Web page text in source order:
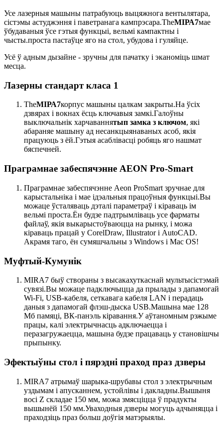
Усе лазерныя машыны патрабуюць выцяжнога вентылятара,
сістэмы астуджэння і паветранага кампрэсара.TheМІРА7мае
ўбудаваныя ўсе гэтыя функцыі, вельмі кампактны і
чысты.проста пастаўце яго на стол, убудова і гуляйце.
Усё ў адным дызайне - зручны для пачатку і эканоміць шмат
месца.
Лазерны стандарт класа 1
TheМІРА7корпус машыны цалкам закрыты.На ўсіх
дзвярах і вокнах ёсць ключавыя замкі.Галоўны
выключальнік харчаваннятып замка з ключом, які
абараняе машыну ад несанкцыянаваных асоб, якія
працуюць з ёй.Гэтыя асаблівасці робяць яго нашмат
бяспечней.
Праграмнае забеспячэнне AEON Pro-Smart
Праграмнае забеспячэнне Aeon ProSmart зручнае для
карыстальніка і мае ідэальныя працоўныя функцыі.Вы
можаце ўсталяваць дэталі параметраў і кіраваць ім
вельмі проста.Ён будзе падтрымліваць усе фарматы
файлаў, якія выкарыстоўваюцца на рынку, і можа
кіраваць працай у CorelDraw, Illustrator і AutoCAD.
Акрамя таго, ён сумяшчальны з Windows і Mac OS!
Муфтый-Кумунік
MIRA7 быў створаны з высакахуткаснай мультысістэмай
сувязі.Вы можаце падключыцца да прылады з дапамогай
Wi-Fi, USB-кабеля, сеткавага кабеля LAN і перадаць
даныя з дапамогай флэш-дыска USB.Машына мае 128
Мб памяці, ВК-панэль кіравання.У аўтаномным рэжыме
працы, калі электрычнасць адключаецца і
перазагружаецца, машына будзе працаваць у становішчы
прыпынку.
Эфектыўны стол і пярэдні праход праз дзверы
MIRA7 атрымаў шарыка-шрубавы стол з электрычным
уздымам і апусканнем, устойлівы і дакладны.Вышыня
восі Z складае 150 мм, можа змясціцца ў прадукты
вышынёй 150 мм.Уваходныя дзверы могуць адчыняцца і
праходзіць праз больш доўгія матэрыялы.